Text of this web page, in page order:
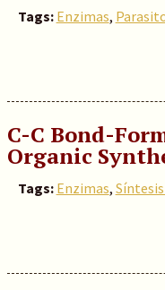
Tags: Enzimas,
C-C Bond-
Organic
Tags: Enzimas,